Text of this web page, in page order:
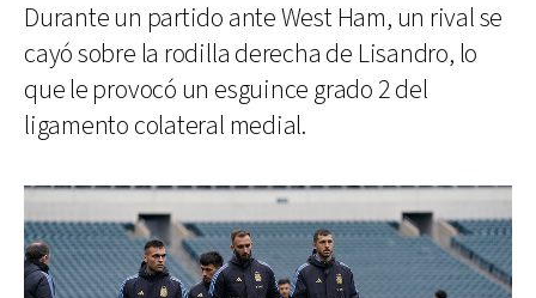
Durante un partido ante West Ham, un rival se
cayó sobre la rodilla derecha de Lisandro, lo
que le provocó un esguince grado 2 del
ligamento colateral medial.